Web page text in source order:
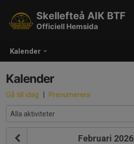
Kalender
Skellefteå AIK BTF
Officiell Hemsida
Kalender
Gå till idag | Prenumerera
Februari 2026